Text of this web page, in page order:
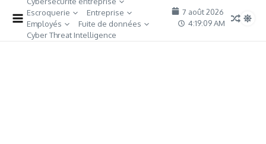
Escroquerie
Entreprise
Employés
Fuite de données
Cyber Threat Intelligence
7 août 2026
4:19:10 AM